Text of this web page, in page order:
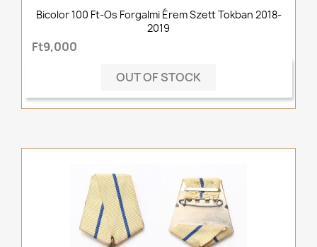
Bicolor 100 Ft-Os Forgalmi Érem Szett Tokban 2018-
2019
Ft9,000
OUT OF STOCK